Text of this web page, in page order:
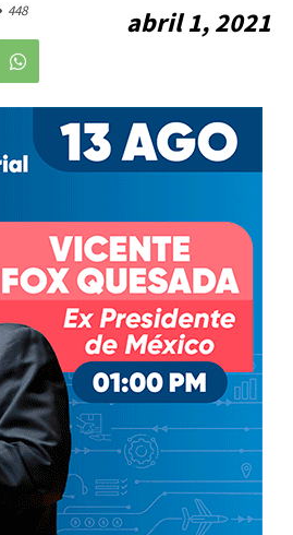
abril 1, 2021
448